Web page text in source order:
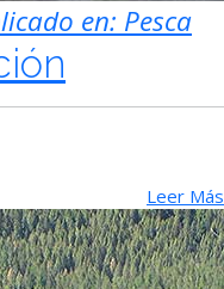
en: Pesca
Leer Más